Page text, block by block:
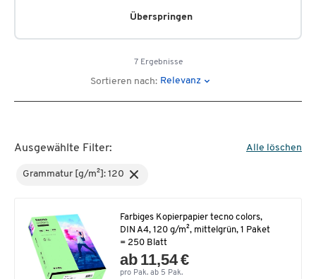
Überspringen
7 Ergebnisse
Sortieren nach: Relevanz
Ausgewählte Filter: Alle löschen
Grammatur [g/m²]: 120
Farbiges Kopierpapier tecno colors,
DIN A4, 120 g/m², mittelgrün, 1 Paket
= 250 Blatt
ab 11,54 €
pro Pak. ab 5 Pak.